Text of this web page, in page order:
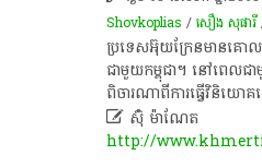
Shovkoplias /សឿង សុផារី
ប្រទេសអ៊ុយក្រែនមានគោល
ជាមួយកម្ពុជា។ នៅពេលជ
ពិចារណាពីការធ្វើវិនិយោ
ស៊ុំ ម៉ាណែត
http://